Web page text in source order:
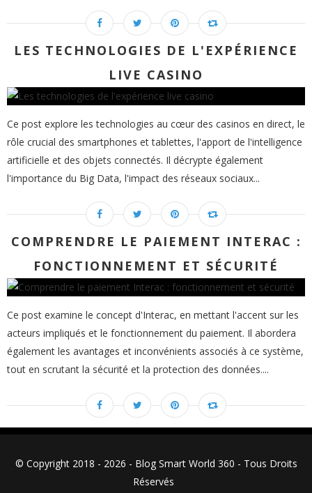
LES TECHNOLOGIES DE L'EXPÉRIENCE
LIVE CASINO
Ce post explore les technologies au cœur des casinos en direct, le
rôle crucial des smartphones et tablettes, l'apport de l'intelligence
artificielle et des objets connectés. Il décrypte également
l'importance du Big Data, l'impact des réseaux sociaux...
COMPRENDRE LE PAIEMENT INTERAC :
FONCTIONNEMENT ET SÉCURITÉ
Ce post examine le concept d'Interac, en mettant l'accent sur les
acteurs impliqués et le fonctionnement du paiement. Il abordera
également les avantages et inconvénients associés à ce système,
tout en scrutant la sécurité et la protection des données....
© Copyright 2018 - 2026 - Blog Smart World 360 - Tous Droits
Réservés